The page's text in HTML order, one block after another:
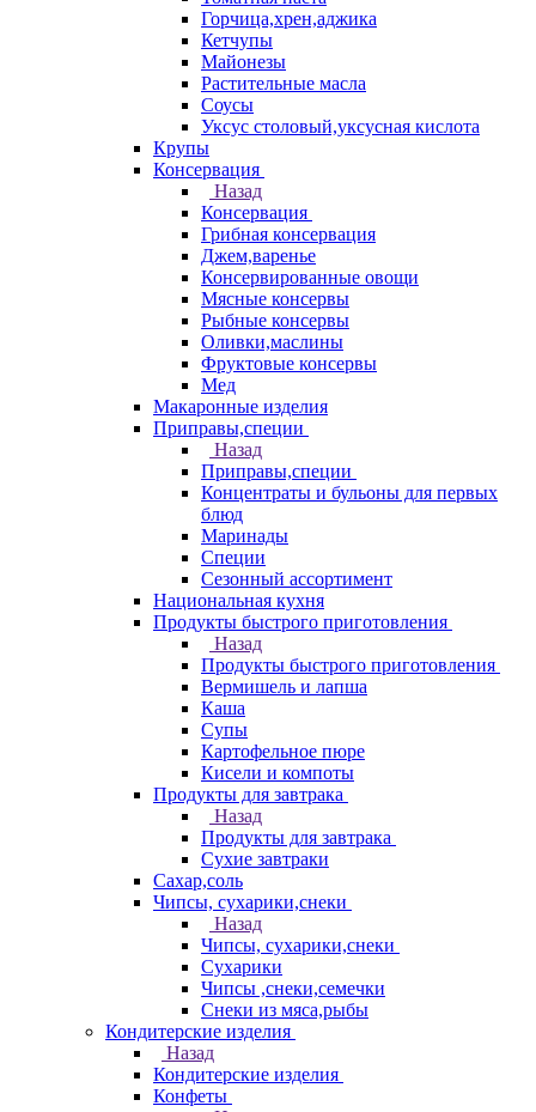
Горчица,хрен,аджика
Кетчупы
Майонезы
Растительные масла
Соусы
Уксус столовый,уксусная кислота
Крупы
Консервация
Назад
Консервация
Грибная консервация
Джем,варенье
Консервированные овощи
Мясные консервы
Рыбные консервы
Оливки,маслины
Фруктовые консервы
Мед
Макаронные изделия
Приправы,специи
Назад
Приправы,специи
Концентраты и бульоны для первых
блюд
Маринады
Специи
Сезонный ассортимент
Национальная кухня
Продукты быстрого приготовления
Назад
Продукты быстрого приготовления
Вермишель и лапша
Каша
Супы
Картофельное пюре
Кисели и компоты
Продукты для завтрака
Назад
Продукты для завтрака
Сухие завтраки
Сахар,соль
Чипсы, сухарики,снеки
Назад
Чипсы, сухарики,снеки
Сухарики
Чипсы ,снеки,семечки
Снеки из мяса,рыбы
Кондитерские изделия
Назад
Кондитерские изделия
Конфеты